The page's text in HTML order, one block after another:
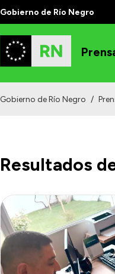
Gobierno de Río Negro
Gobierno de Río Negro /
Resultados